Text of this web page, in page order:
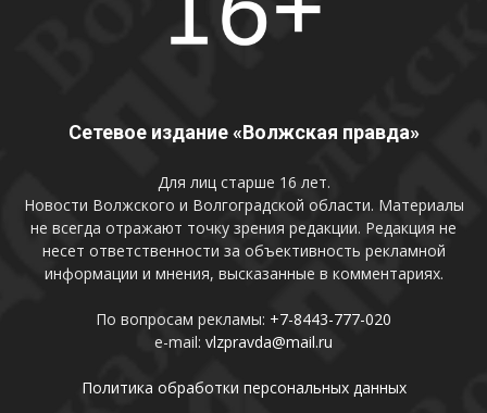
Сетевое издание «Волжская правда»
Для лиц старше 16 лет.
Новости Волжского и Волгоградской области. Материалы
не всегда отражают точку зрения редакции. Редакция не
несет ответственности за объективность рекламной
информации и мнения, высказанные в комментариях.
По вопросам рекламы: +7-8443-777-020
e-mail: vlzpravda@mail.ru
Политика обработки персональных данных